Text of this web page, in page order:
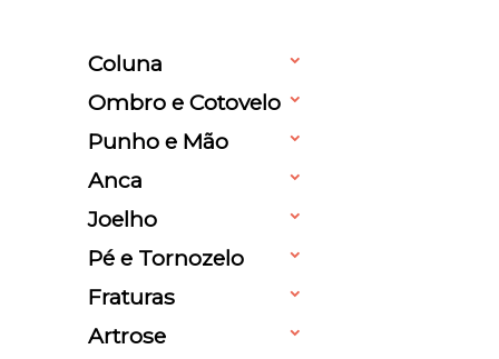
Coluna
Ombro e Cotovelo
Punho e Mão
Anca
Joelho
Pé e Tornozelo
Fraturas
Artrose